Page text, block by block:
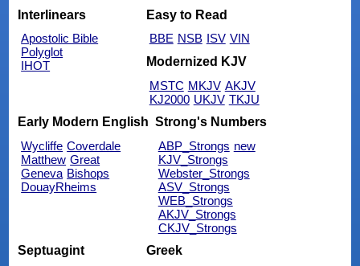
Interlinears
Apostolic Bible
Polyglot
IHOT
Easy to Read
BBE NSB ISV VIN
Modernized KJV
MSTC MKJV AKJV
KJ2000 UKJV TKJU
Early Modern English
Wycliffe Coverdale
Matthew Great
Geneva Bishops
DouayRheims
Strong's Numbers
ABP_Strongs new
KJV_Strongs
Webster_Strongs
ASV_Strongs
WEB_Strongs
AKJV_Strongs
CKJV_Strongs
Septuagint
Greek